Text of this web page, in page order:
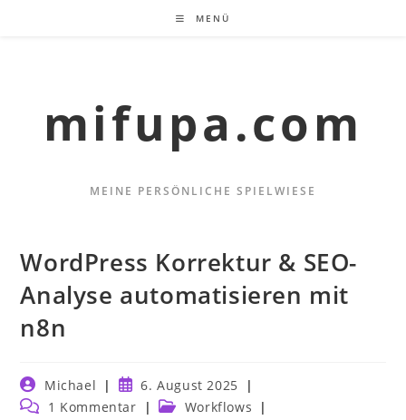
MENÜ
mifupa.com
MEINE PERSÖNLICHE SPIELWIESE
WordPress Korrektur & SEO-
Analyse automatisieren mit
n8n
Beitrags-
Autor:
Michael
Beitrag
veröffentlicht:
6. August 2025
Beitrags-1 Kommentar
Beitrags-
Workflows